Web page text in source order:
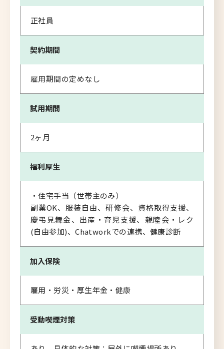
正社員
契約期間
雇用期間の定めなし
試用期間
2ヶ月
福利厚生
・住宅手当（世帯主のみ）
副業OK、服装自由、研修会、資格取得支援、
慶弔見舞金、出産・育児支援、親睦会・レク
(自由参加)、Chatworkでの連携、健康診断
加入保険
雇用・労災・厚生年金・健康
受動喫煙対策